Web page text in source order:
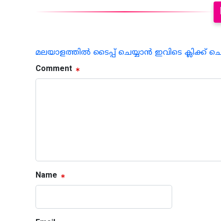
മലയാളത്തില്‍ ടൈപ്പ് ചെയ്യാന്‍ ഇവിടെ ക്ലിക്ക്
Comment
Name